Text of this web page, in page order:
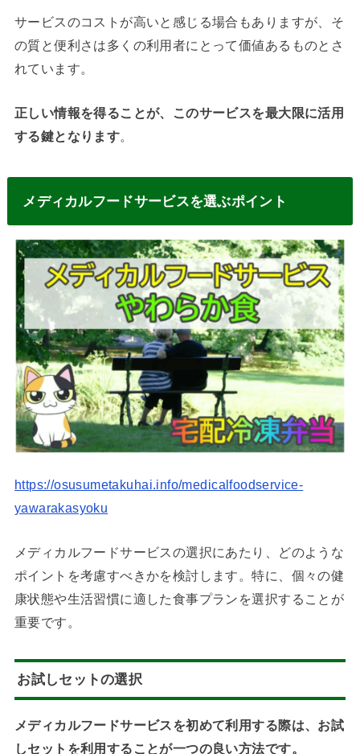
サービスのコストが高いと感じる場合もありますが、そ
の質と便利さは多くの利用者にとって価値あるものとさ
れています。
正しい情報を得ることが、このサービスを最大限に活用
する鍵となります。
メディカルフードサービスを選ぶポイント
https://osusumetakuhai.info/medicalfoodservice-
yawarakasyoku
メディカルフードサービスの選択にあたり、どのような
ポイントを考慮すべきかを検討します。特に、個々の健
康状態や生活習慣に適した食事プランを選択することが
重要です。
お試しセットの選択
メディカルフードサービスを初めて利用する際は、お試
しセットを利用することが一つの良い方法です。